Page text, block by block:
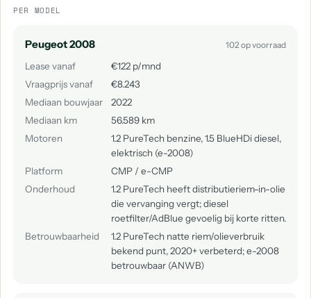
PER MODEL
Peugeot 2008 102 op voorraad
Lease vanaf
€122 p/mnd
Vraagprijs vanaf
€8.243
Mediaan bouwjaar
2022
Mediaan km
56.589 km
Motoren
1.2 PureTech benzine, 1.5 BlueHDi diesel,
elektrisch (e-2008)
Platform
CMP / e-CMP
Onderhoud
1.2 PureTech heeft distributieriem-in-olie
die vervanging vergt; diesel
roetfilter/AdBlue gevoelig bij korte ritten.
Betrouwbaarheid
1.2 PureTech natte riem/olieverbruik
bekend punt, 2020+ verbeterd; e-2008
betrouwbaar (ANWB)